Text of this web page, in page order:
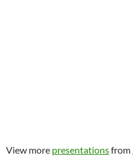
View more presentationsfrom